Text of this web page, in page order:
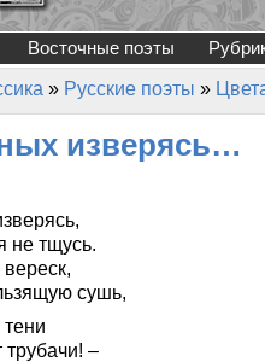
Восточные поэты
» Русские поэты »
изверясь…
не тщусь.
вереск,
сушь,
трубачи! –